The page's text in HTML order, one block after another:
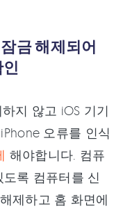
금 해제되어
지 않고 iOS 기기
오류를 인식
해야합니다. 컴퓨
록 컴퓨터를 신
제하고 홈 화면에